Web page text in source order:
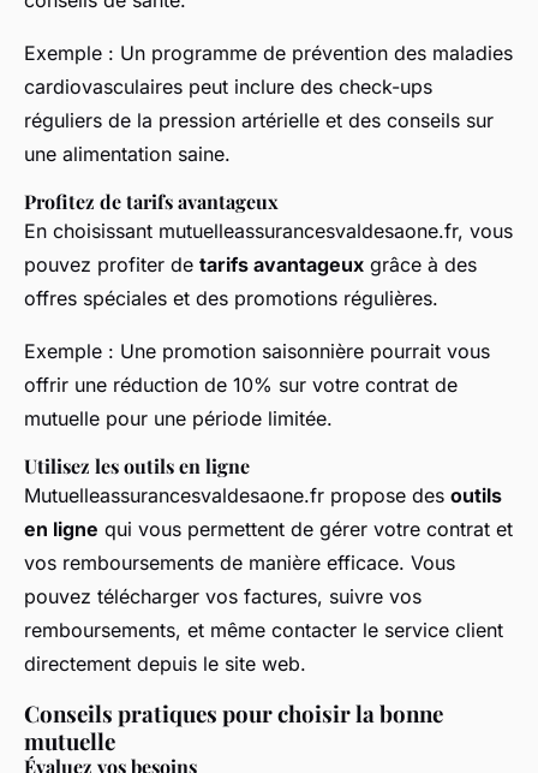
Exemple : Un programme de prévention des maladies
cardiovasculaires peut inclure des check-ups
réguliers de la pression artérielle et des conseils sur
une alimentation saine.
Profitez de tarifs avantageux
En choisissant mutuelleassurancesvaldesaone.fr, vous
pouvez profiter de tarifs avantageux grâce à des
offres spéciales et des promotions régulières.
Exemple : Une promotion saisonnière pourrait vous
offrir une réduction de 10% sur votre contrat de
mutuelle pour une période limitée.
Utilisez les outils en ligne
Mutuelleassurancesvaldesaone.fr propose des outils
en ligne qui vous permettent de gérer votre contrat et
vos remboursements de manière efficace. Vous
pouvez télécharger vos factures, suivre vos
remboursements, et même contacter le service client
directement depuis le site web.
Conseils pratiques pour choisir la bonne
mutuelle
Évaluez vos besoins